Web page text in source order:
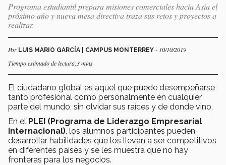
Programa estudiantil prepara misiones comerciales hacia Asia el
próximo año y nueva mesa directiva traza sus retos y proyectos a
realizar.
Por LUIS MARIO GARCÍA | CAMPUS MONTERREY - 10/10/2019
Tiempo estimado de lectura:3 mins
El ciudadano global es aquel que puede desempeñarse
tanto profesional como personalmente en cualquier
parte del mundo, sin olvidar sus raíces y de donde vino.
En el PLEI (Programa de Liderazgo Empresarial
Internacional) , los alumnos participantes pueden
desarrollar habilidades que los llevan a ser competitivos
en diferentes países y se les muestra que no hay
fronteras para los negocios.